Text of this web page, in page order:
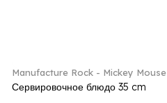
Manufacture Rock - Mickey Mouse
Сервировочное блюдо 35 cm